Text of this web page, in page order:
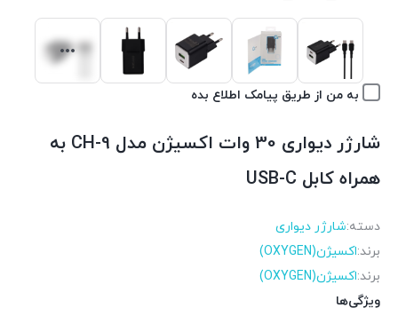
به من از طریق پیامک اطلاع بده
شارژر دیواری 30 وات اکسیژن مدل CH-9 به
همراه کابل USB-C
دسته:شارژر دیواری
برند:اکسیژن(OXYGEN)
برند:اکسیژن(OXYGEN)
ویژگی‌ها